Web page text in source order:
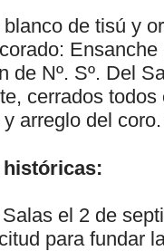
de tisú y
de Nº. Sº. Del
cerrados
arreglo del
históricas:
el 2 de
para fundar